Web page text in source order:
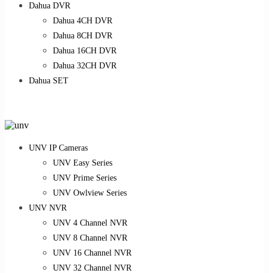
Dahua DVR
Dahua 4CH DVR
Dahua 8CH DVR
Dahua 16CH DVR
Dahua 32CH DVR
Dahua SET
UNV IP Cameras
UNV Easy Series
UNV Prime Series
UNV Owlview Series
UNV NVR
UNV 4 Channel NVR
UNV 8 Channel NVR
UNV 16 Channel NVR
UNV 32 Channel NVR